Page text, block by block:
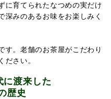
に育てられたなつめの実だけ
深みのあるお味をお楽しみく
す。老舗のお茶屋がこだわり
ださい。
に渡来した
歴史